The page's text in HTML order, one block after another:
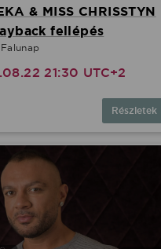
& MISS CHRISSTYN
fellépés
21:30 UTC+2
Részletek